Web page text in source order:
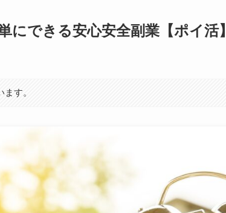
にできる安心安全副業【ポイ活】
す。